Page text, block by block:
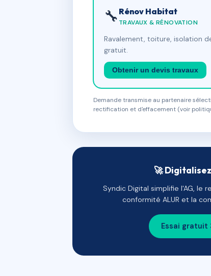
🔧 Rénov Habitat
TRAVAUX & RÉNOVATION
Ravalement, toiture, isolation
gratuit.
Obtenir un devis travaux
Demande transmise au partenaire
rectification et d'effacement (voir
🚀
Syndic Digital simplifie l'AG, le
conformité ALUR et la
Essai gratuit